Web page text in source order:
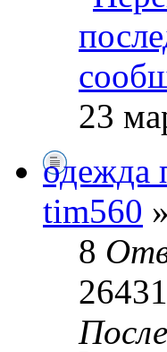
23
одежда
tim560
8
26431